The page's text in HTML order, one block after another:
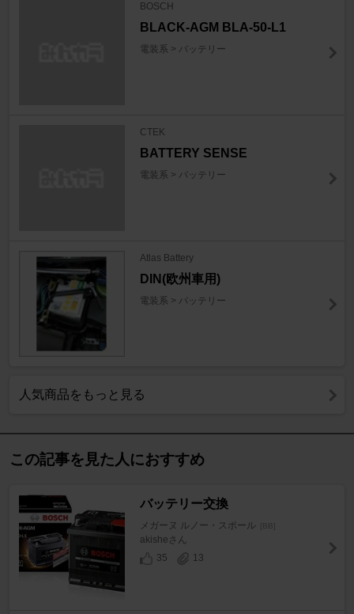
BOSCH
BLACK-AGM BLA-50-L1
電装系 > バッテリー
CTEK
BATTERY SENSE
電装系 > バッテリー
Atlas Battery
DIN(欧州車用)
電装系 > バッテリー
人気商品をもっと見る
この記事を見た人におすすめ
バッテリー交換
メガーヌ ルノー・スポール [BB]
akisheさん
35
13